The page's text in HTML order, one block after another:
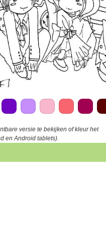
versie te bekijken of kleur het
en Android tablets).